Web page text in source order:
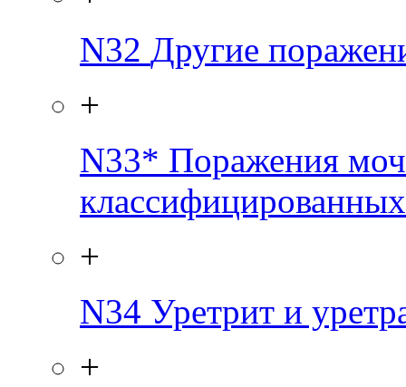
N32 Другие
+
N33* Поражения
+
N34 Уретрит и
+